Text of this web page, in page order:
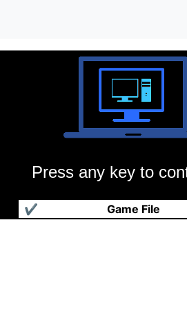
Press any key to
Game File
✔
埃及统治者